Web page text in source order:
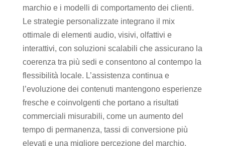
marchio e i modelli di comportamento dei clienti.
Le strategie personalizzate integrano il mix
ottimale di elementi audio, visivi, olfattivi e
interattivi, con soluzioni scalabili che assicurano la
coerenza tra più sedi e consentono al contempo la
flessibilità locale. L’assistenza continua e
l’evoluzione dei contenuti mantengono esperienze
fresche e coinvolgenti che portano a risultati
commerciali misurabili, come un aumento del
tempo di permanenza, tassi di conversione più
elevati e una migliore percezione del marchio.